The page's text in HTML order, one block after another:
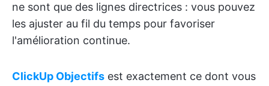
ne sont que des lignes directrices : vous pouvez
les ajuster au fil du temps pour favoriser
l'amélioration continue.
ClickUp Objectifs est exactement ce dont vous